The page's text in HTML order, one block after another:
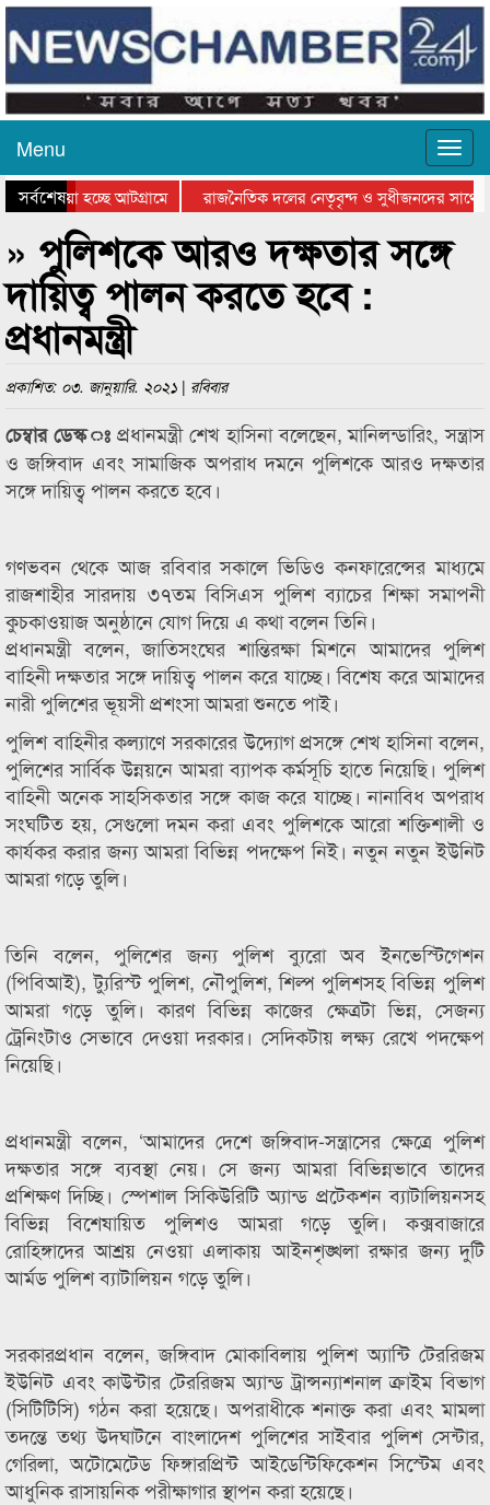
Menu
সর্বশেষ
যাওয়া হচ্ছে আটগ্রামে
রাজনৈতিক দলের নেতৃবৃন্দ ও সুধীজনদের সাথে
পুরস্কার বিতরণ সম্পন্ন
» পুলিশকে আরও দক্ষতার সঙ্গে
দায়িত্ব পালন করতে হবে :
প্রধানমন্ত্রী
প্রকাশিত: ০৩. জানুয়ারি. ২০২১ | রবিবার
চেম্বার ডেস্ক ঃপ্রধানমন্ত্রী শেখ হাসিনা বলেছেন, মানিলন্ডারিং, সন্ত্রাস
ও জঙ্গিবাদ এবং সামাজিক অপরাধ দমনে পুলিশকে আরও দক্ষতার
সঙ্গে দায়িত্ব পালন করতে হবে।
গণভবন থেকে আজ রবিবার সকালে ভিডিও কনফারেন্সের মাধ্যমে
রাজশাহীর সারদায় ৩৭তম বিসিএস পুলিশ ব্যাচের শিক্ষা সমাপনী
কুচকাওয়াজ অনুষ্ঠানে যোগ দিয়ে এ কথা বলেন তিনি।
প্রধানমন্ত্রী বলেন, জাতিসংঘের শান্তিরক্ষা মিশনে আমাদের পুলিশ
বাহিনী দক্ষতার সঙ্গে দায়িত্ব পালন করে যাচ্ছে। বিশেষ করে আমাদের
নারী পুলিশের ভূয়সী প্রশংসা আমরা শুনতে পাই।
পুলিশ বাহিনীর কল্যাণে সরকারের উদ্যোগ প্রসঙ্গে শেখ হাসিনা বলেন,
পুলিশের সার্বিক উন্নয়নে আমরা ব্যাপক কর্মসূচি হাতে নিয়েছি। পুলিশ
বাহিনী অনেক সাহসিকতার সঙ্গে কাজ করে যাচ্ছে। নানাবিধ অপরাধ
সংঘটিত হয়, সেগুলো দমন করা এবং পুলিশকে আরো শক্তিশালী ও
কার্যকর করার জন্য আমরা বিভিন্ন পদক্ষেপ নিই। নতুন নতুন ইউনিট
আমরা গড়ে তুলি।
তিনি বলেন, পুলিশের জন্য পুলিশ ব্যুরো অব ইনভেস্টিগেশন
(পিবিআই), ট্যুরিস্ট পুলিশ, নৌপুলিশ, শিল্প পুলিশসহ বিভিন্ন পুলিশ
আমরা গড়ে তুলি। কারণ বিভিন্ন কাজের ক্ষেত্রটা ভিন্ন, সেজন্য
ট্রেনিংটাও সেভাবে দেওয়া দরকার। সেদিকটায় লক্ষ্য রেখে পদক্ষেপ
নিয়েছি।
প্রধানমন্ত্রী বলেন, ‘আমাদের দেশে জঙ্গিবাদ-সন্ত্রাসের ক্ষেত্রে পুলিশ
দক্ষতার সঙ্গে ব্যবস্থা নেয়। সে জন্য আমরা বিভিন্নভাবে তাদের
প্রশিক্ষণ দিচ্ছি। স্পেশাল সিকিউরিটি অ্যান্ড প্রটেকশন ব্যাটালিয়নসহ
বিভিন্ন বিশেষায়িত পুলিশও আমরা গড়ে তুলি। কক্সবাজারে
রোহিঙ্গাদের আশ্রয় নেওয়া এলাকায় আইনশৃঙ্খলা রক্ষার জন্য দুটি
আর্মড পুলিশ ব্যাটালিয়ন গড়ে তুলি।
সরকারপ্রধান বলেন, জঙ্গিবাদ মোকাবিলায় পুলিশ অ্যান্টি টেররিজম
ইউনিট এবং কাউন্টার টেররিজম অ্যান্ড ট্রান্সন্যাশনাল ক্রাইম বিভাগ
(সিটিটিসি) গঠন করা হয়েছে। অপরাধীকে শনাক্ত করা এবং মামলা
তদন্তে তথ্য উদঘাটনে বাংলাদেশ পুলিশের সাইবার পুলিশ সেন্টার,
গেরিলা, অটোমেটেড ফিঙ্গারপ্রিন্ট আইডেন্টিফিকেশন সিস্টেম এবং
আধুনিক রাসায়নিক পরীক্ষাগার স্থাপন করা হয়েছে।